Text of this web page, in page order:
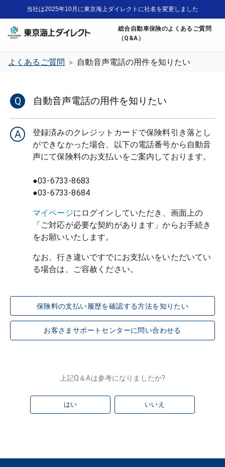
当社は2025年10月に東京海上ダイレクトに社名を変更しました
総合自動車保険のよくあるご質問
（Q&A）
よくあるご質問 > 自動音声電話の用件を知りたい
Q 自動音声電話の用件を知りたい
A
登録済みのクレジットカードで保険料引き落とし
ができなかった場合、以下の電話番号から自動音
声にて保険料のお支払いをご案内しております。
●03-6733-8683
●03-6733-8684
マイページにログインしていただき、画面上の
「ご対応が必要な契約があります」からお手続き
をお願いいたします。
なお、行き違いですでにお支払いをいただいてい
保険料の支払い履歴を確認する方法を知りたい
お客さまサポートセンターに問い合わせる
上記Q＆Aは参考になりましたか?
はい いいえ